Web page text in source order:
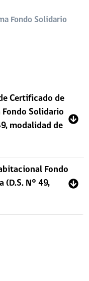
Fondo Solidario
Certificado de
Solidario
modalidad de
Fondo
(D.S. N° 49,